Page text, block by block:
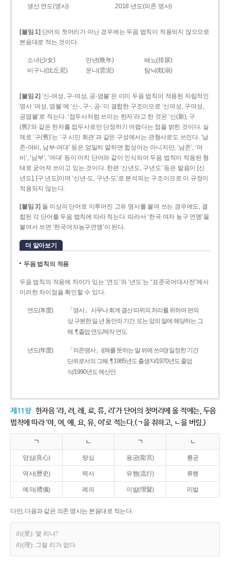
생산 연도(명사)
2018 년도(의존 명사)
[붙임 1] 단어의 첫머리가 아닌 경우에는 두음 법칙이 적용되지 않으므로
본음대로 적는 것이다.
소녀(少女) 만년(晩年)
배뇨(排尿)
비구니(比丘尼)
운니(雲泥) 탐닉(耽溺)
[붙임 2] ‘신-여성, 구-여성, 공-염불’은 이미 두음 법칙이 적용된 자립적인
명사 ‘여성, 염불’에 ‘신-, 구-, 공-’이 결합한 구조이므로 ‘신여성, 구여성,
공염불’로 적는다. ‘접두사처럼 쓰이는 한자’라고 한 것은 ‘신(新), 구
(舊)’와 같은 한자를 접두사로만 단정하기 어렵다는 점을 밝힌 것이다. 실
제로 ‘구(舊)’는 ‘구 시민 회관’과 같은 구성에서는 관형사로도 쓰인다. ‘남
존­-여비, 남부-­여대’ 등은 엄밀히 말하면 합성어는 아니지만, ‘남존’, ‘여
비’, ‘남부’, ‘여대’ 등이 마치 단어와 같이 인식되어 두음 법칙이 적용된 형
태로 굳어져 쓰이고 있는 것이다. 한편 ‘신년도, 구년도’ 등은 발음이 [신
년도], [구ː년도]이며 ‘신년­-도, 구년-­도’로 분석되는 구조이므로 이 규정이
적용되지 않는다.
[붙임 3] 둘 이상의 단어로 이루어진 고유 명사를 붙여 쓰는 경우에도, 결
합된 각 단어를 두음 법칙에 따라 적는다. 따라서 ‘한국 여자 농구 연맹’을
붙여서 쓰면 ‘한국여자농구연맹’이 된다.
더 알아보기
두음 법칙의 적용
두음 법칙의 적용에 차이가 있는 ‘연도’와 ‘년도’는 “표준국어대사전”에서
이러한 차이점을 확인할 수 있다.
연도(年度)
「명사」 사무나 회계 결산 따위의 처리를 위하여 편의
상 구분한 일 년 동안의 기간. 또는 앞의 말에 해당하는 그
해. ¶ 졸업 연도/제작 연도.
년도(年度)
「의존명사」((해를 뜻하는 말 뒤에 쓰여)) 일정한 기간
단위로서의 그해. ¶ 1985년도 출생자/1970년도 졸업
식/1990년도 예산안.
제11항 한자음 ‘랴, 려, 례, 료, 류, 리’가 단어의 첫머리에 올 적에는, 두음
법칙에 따라 ‘야, 여, 예, 요, 유, 이’로 적는다.(ㄱ을 취하고, ㄴ을 버림.)
ㄱ ㄴ ㄱ ㄴ
양심(良心) 량심 용궁(龍宮) 룡궁
역사(歷史) 력사 유행(流行) 류행
예의(禮儀) 례의 이발(理髮) 리발
다만, 다음과 같은 의존 명사는 본음대로 적는다.
리(里): 몇 리냐?
리(理): 그럴 리가 없다.